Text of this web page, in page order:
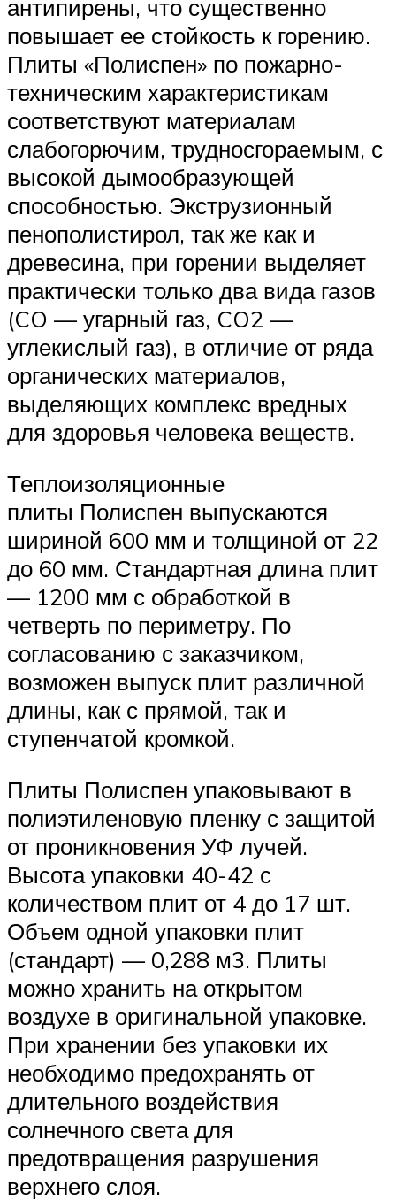
антипирены, что существенно
повышает ее стойкость к горению.
Плиты «Полиспен» по пожарно-
техническим характеристикам
соответствуют материалам
слабогорючим, трудносгораемым, с
высокой дымообразующей
способностью. Экструзионный
пенополистирол, так же как и
древесина, при горении выделяет
практически только два вида газов
(CO — угарный газ, CO2 —
углекислый газ), в отличие от ряда
органических материалов,
выделяющих комплекс вредных
для здоровья человека веществ.
Теплоизоляционные
плиты Полиспен выпускаются
шириной 600 мм и толщиной от 22
до 60 мм. Стандартная длина плит
— 1200 мм с обработкой в
четверть по периметру. По
согласованию с заказчиком,
возможен выпуск плит различной
длины, как с прямой, так и
ступенчатой кромкой.
Плиты Полиспен упаковывают в
полиэтиленовую пленку с защитой
от проникновения УФ лучей.
Высота упаковки 40-42 с
количеством плит от 4 до 17 шт.
Объем одной упаковки плит
(стандарт) — 0,288 м3. Плиты
можно хранить на открытом
воздухе в оригинальной упаковке.
При хранении без упаковки их
необходимо предохранять от
длительного воздействия
солнечного света для
предотвращения разрушения
верхнего слоя.